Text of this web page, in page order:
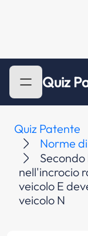
Quiz
Quiz Patente
Norme
nell'incrocio
veicolo E
veicolo N